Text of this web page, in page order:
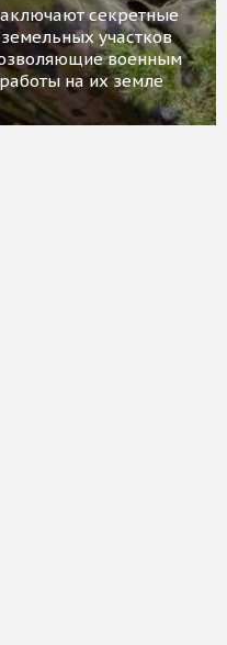
секретные
участков
военным
на их земле